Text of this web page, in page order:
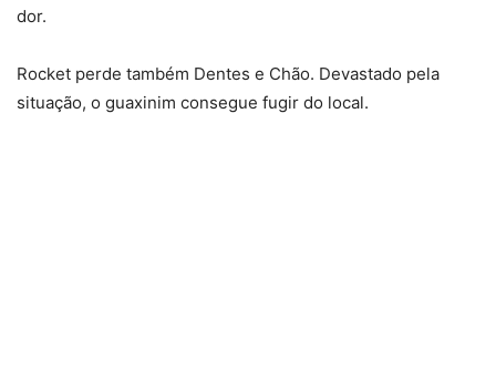
dor.
Rocket perde também Dentes e Chão. Devastado pela
situação, o guaxinim consegue fugir do local.